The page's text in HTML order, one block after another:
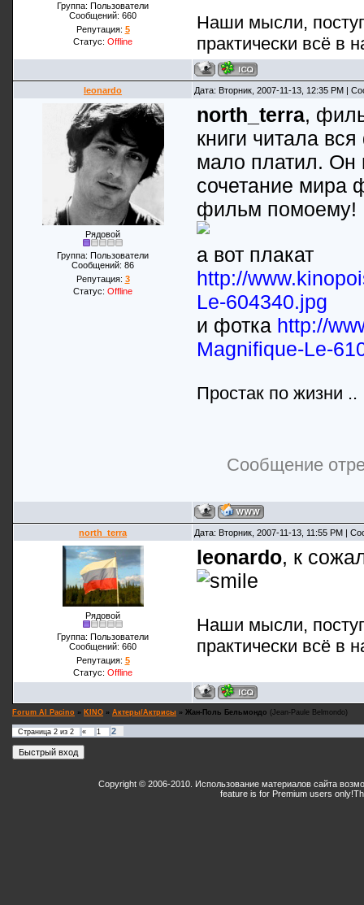
Группа: Пользователи
Сообщений: 660
Репутация: 5
Статус: Offline
Наши мысли,
практически всё в
leonardo Дата: Вторник, 2007-11-13, 12:35 PM |
Рядовой
Группа: Пользователи
Сообщений: 86
Репутация: 3
Статус: Offline
north_terra,
книги читала
мало платил. Он
сочетание мира
фильм помоему!
а вот плакат
http://
Le-604340.jpg
и фотка http://
Magnifique-Le-
Простак по жизни ..
Сообщение
north_terra Дата: Вторник, 2007-11-13, 11:55 PM |
Рядовой
Группа: Пользователи
Сообщений: 660
Репутация: 5
Статус: Offline
leonardo, к
Наши мысли,
практически всё в
Forum Al Pacino » KINO » Актеры/Актрисы » Жан-Поль Бельмондо (Jean-Paule Belmondo)
Страница 2 из 2 « 1 2
Copyright © 2006-2010. Использование материалов сайта
feature is for Premium users only!